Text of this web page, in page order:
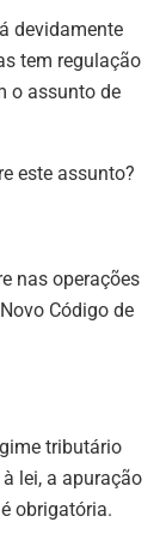
devidamente
tem regulação
o assunto de
este assunto?
nas operações
Código de
tributário
lei, a apuração
obrigatória.